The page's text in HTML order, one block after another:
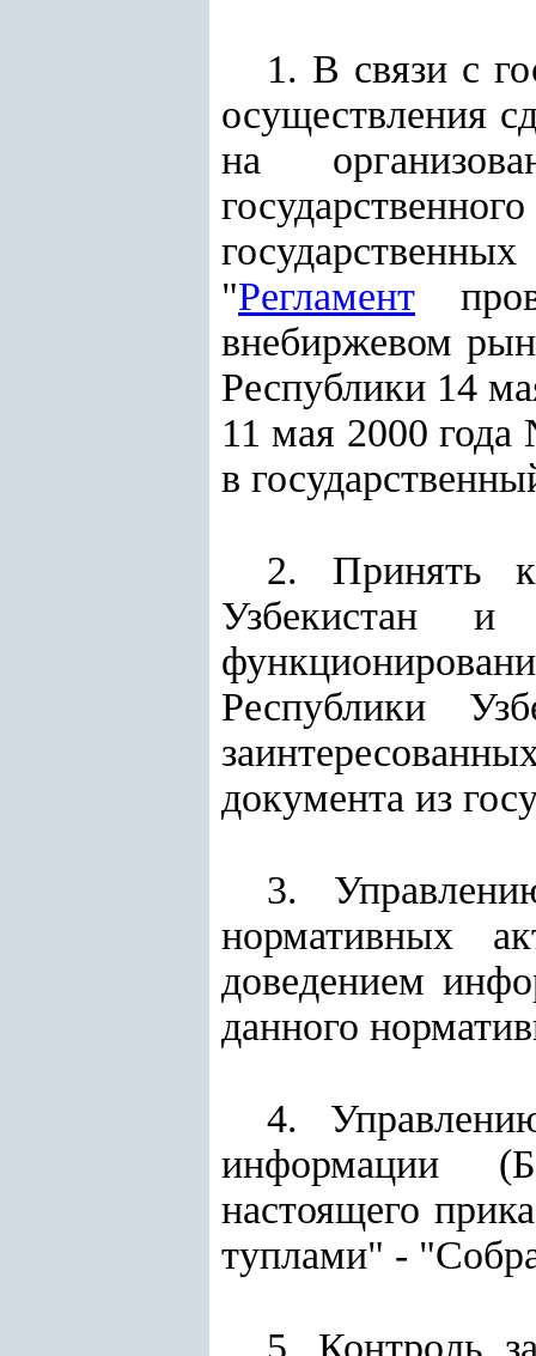
1. В связи с
осуществления
на
"Регламент
внебиржевом
Республики 14
11 мая 2000
в
2. Принять к
Узбекистан
Республики
документа из
3.
нормативных
доведением
данного
4.
информации
настоящего
туплами" -
5. Контроль